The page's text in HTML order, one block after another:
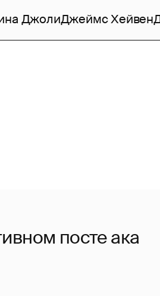
ДжолиДжеймс Хейвен
посте ака